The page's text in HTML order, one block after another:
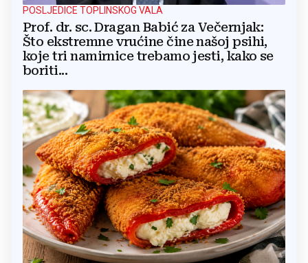
POSLJEDICE TOPLINSKOG VALA
Prof. dr. sc. Dragan Babić za Večernjak:
Što ekstremne vrućine čine našoj psihi,
koje tri namirnice trebamo jesti, kako se
boriti...